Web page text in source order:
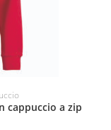
cappuccio a zip